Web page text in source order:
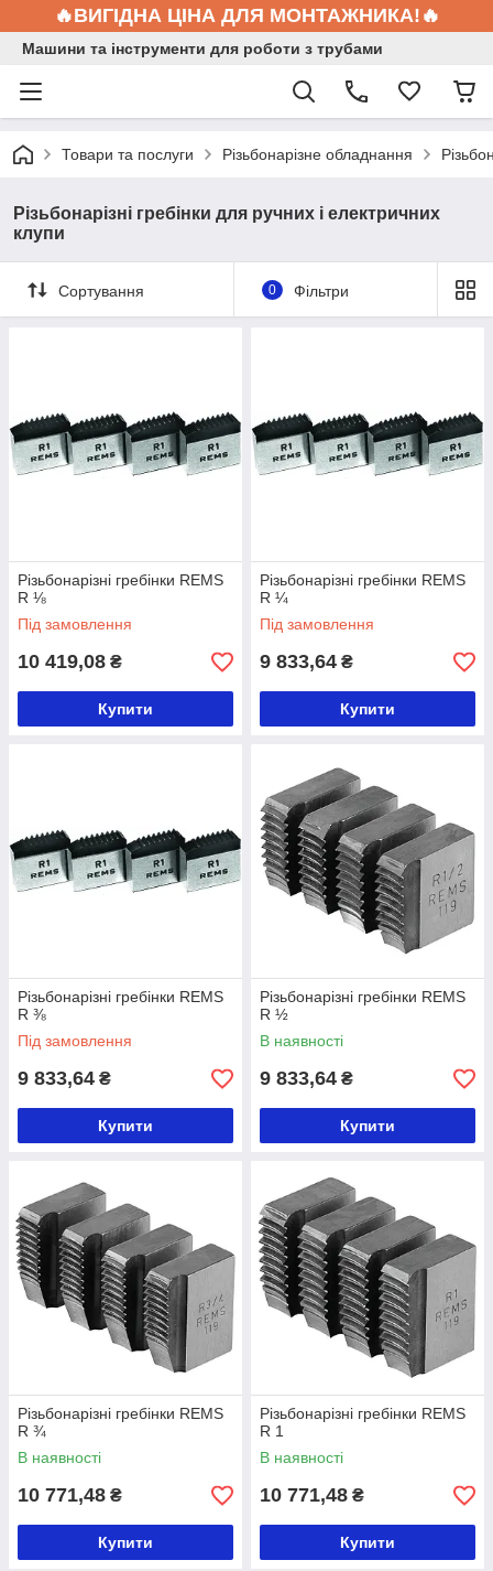
🔥ВИГІДНА ЦІНА ДЛЯ МОНТАЖНИКА!🔥
Машини та інструменти для роботи з трубами
Товари та послуги Різьбонарізне обладнання
Різьбонарізні гребінки для ручних і електричних
клупи
Сортування 0 Фільтри
Різьбонарізні гребінки REMS
R ⅛
Під замовлення
10 419,08 ₴
Купити
Різьбонарізні гребінки REMS
R ¼
Під замовлення
9 833,64 ₴
Купити
Різьбонарізні гребінки REMS
R ⅜
Під замовлення
9 833,64 ₴
Купити
Різьбонарізні гребінки REMS
R ½
В наявності
9 833,64 ₴
Купити
Різьбонарізні гребінки REMS
R ¾
В наявності
10 771,48 ₴
Купити
Різьбонарізні гребінки REMS
R 1
В наявності
10 771,48 ₴
Купити